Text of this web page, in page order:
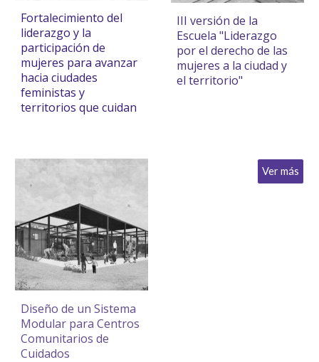
Fortalecimiento del
liderazgo y la
participación de
mujeres para avanzar
hacia ciudades
feministas y
territorios que cuidan
III versión de la
Escuela "Liderazgo
por el derecho de las
mujeres a la ciudad y
el territorio"
Diseño de un Sistema
Modular para Centros
Comunitarios de
Cuidados
Ver más